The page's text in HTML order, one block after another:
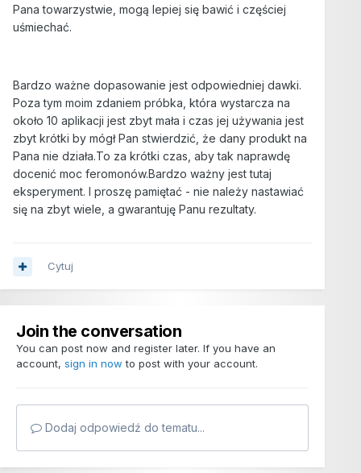
Pana towarzystwie, mogą lepiej się bawić i częściej
uśmiechać.
Bardzo ważne dopasowanie jest odpowiedniej dawki.
Poza tym moim zdaniem próbka, która wystarcza na
około 10 aplikacji jest zbyt mała i czas jej używania jest
zbyt krótki by mógł Pan stwierdzić, że dany produkt na
Pana nie działa.To za krótki czas, aby tak naprawdę
docenić moc feromonów.Bardzo ważny jest tutaj
eksperyment. I proszę pamiętać - nie należy nastawiać
się na zbyt wiele, a gwarantuję Panu rezultaty.
Cytuj
Join the conversation
You can post now and register later. If you have an
account, sign in now to post with your account.
Dodaj odpowiedź do tematu...